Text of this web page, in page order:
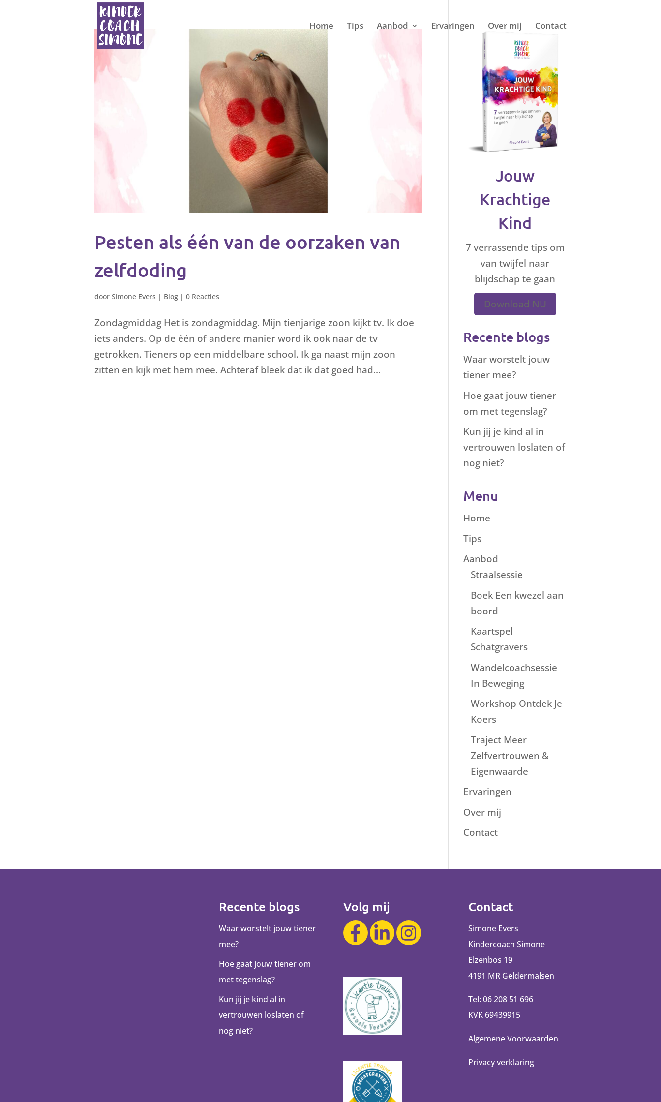
Home Tips Aanbod Ervaringen Over mij Contact
Pesten als één van de oorzaken van
zelfdoding
door Simone Evers | Blog | 0 Reacties
Zondagmiddag Het is zondagmiddag. Mijn tienjarige zoon kijkt tv. Ik doe
iets anders. Op de één of andere manier word ik ook naar de tv
getrokken. Tieners op een middelbare school. Ik ga naast mijn zoon
zitten en kijk met hem mee. Achteraf bleek dat ik dat goed had...
Jouw
Krachtige
Kind
7 verrassende tips om
van twijfel naar
blijdschap te gaan
Download NU
Recente blogs
Waar worstelt jouw
tiener mee?
Hoe gaat jouw tiener
om met tegenslag?
Kun jij je kind al in
vertrouwen loslaten of
nog niet?
Menu
Home
Tips
Aanbod
Straalsessie
Boek Een kwezel aan
boord
Kaartspel
Schatgravers
Wandelcoachsessie
In Beweging
Workshop Ontdek Je
Koers
Traject Meer
Zelfvertrouwen &
Eigenwaarde
Ervaringen
Over mij
Contact
Recente blogs
Waar worstelt jouw tiener
mee?
Hoe gaat jouw tiener om
met tegenslag?
Kun jij je kind al in
vertrouwen loslaten of
nog niet?
Volg mij Contact
Simone Evers
Kindercoach Simone
Elzenbos 19
4191 MR Geldermalsen
Tel: 06 208 51 696
KVK 69439915
Algemene Voorwaarden
Privacy verklaring